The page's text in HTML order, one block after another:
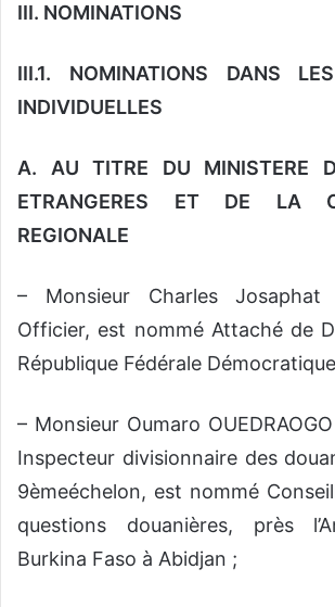
III. NOMINATIONS
III.1. NOMINATIONS DANS
INDIVIDUELLES
A. AU TITRE DU MINISTERE
ETRANGERES ET DE LA
REGIONALE
– Monsieur Charles Josaphat
Officier, est nommé Attaché de
République Fédérale
– Monsieur Oumaro
Inspecteur divisionnaire des
9èmeéchelon, est nommé
questions douanières, près
Burkina Faso à Abidjan ;